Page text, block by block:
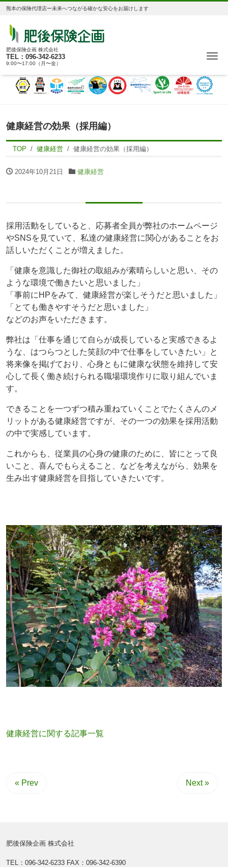
熊本の保険代理店ー未来へつながる確かな安心をお届けします
肥後保険企画 株式会社
TEL：096-342-6233
9:00〜17:00（月〜金）
健康経営の効果（採用編）
TOP 健康経営 健康経営の効果（採用編）
2024年10月21日 健康経営
採用活動をしていると、応募者全員が弊社のホームページ
やSNSを見ていて、私達の健康経営に関心があることをお
話しいただくことが増えました。
「健康を意識した御社の取組みが素晴らしいと思い、その
ような環境で働きたいと思いました」
「事前にHPをみて、健康経営が楽しそうだと思いました」
「とても働きやすそうだと思いました」
などのお声をいただきます。
弊社は「仕事を通じて自らが成長していると実感できるよ
うな、はつらつとした笑顔の中で仕事をしていきたい」と
将来像を掲げており、心身ともに健康な状態を維持して安
心して長く働き続けられる職場環境作りに取り組んでいま
す。
できることを一つずつ積み重ねていくことでたくさんのメ
リットがある健康経営ですが、その一つの効果を採用活動
の中で実感しています。
これからも、従業員の心身の健康のために、皆にとって良
いこと、喜んでもらえること、などを考えながら、効果を
生み出す健康経営を目指していきたいです。
健康経営に関する記事一覧
« Prev Next »
肥後保険企画 株式会社
TEL：096-342-6233 FAX：096-342-6390